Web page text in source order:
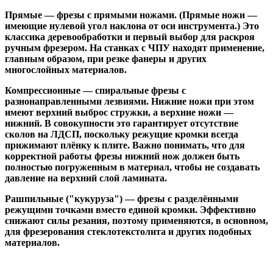
Прямые— фрезы с прямыми ножами. (Прямые ножи —
имеющие нулевой угол наклона от оси инструмента.) Это
классика деревообработки и первый выбор для раскроя
ручным фрезером. На станках с ЧПУ находят применение,
главным образом, при резке фанеры и других
многослойных материалов.
Компрессионные— спиральные фрезы с
разнонаправленными лезвиями. Нижние ножи при этом
имеют верхний выброс стружки, а верхние ножи —
нижний. В совокупности это гарантирует отсутствие
сколов на ЛДСП, поскольку режущие кромки всегда
прижимают плёнку к плите. Важно понимать, что для
корректной работы фрезы нижний нож должен быть
полностью погруженным в материал, чтобы не создавать
давление на верхний слой ламината.
Рашпильные ("кукуруза")— фрезы с разделёнными
режущими точками вместо единой кромки. Эффективно
снижают силы резания, поэтому применяются, в основном,
для фрезерования стеклотекстолита и других подобных
материалов.